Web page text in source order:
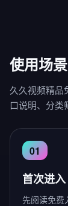
使用场
久久视频精品
口说明、分类
首次进入
先阅读免费